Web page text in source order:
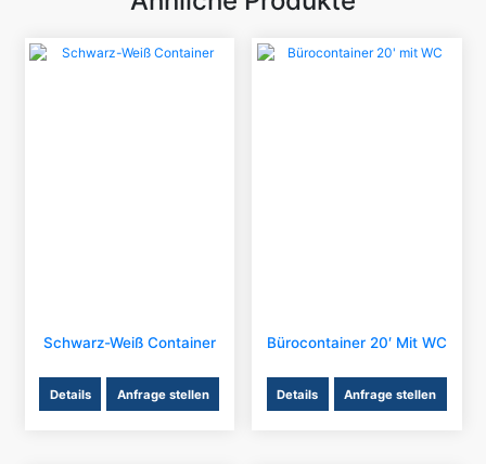
Schwarz-Weiß Container
Details Anfrage stellen
Bürocontainer 20′ Mit WC
Details Anfrage stellen